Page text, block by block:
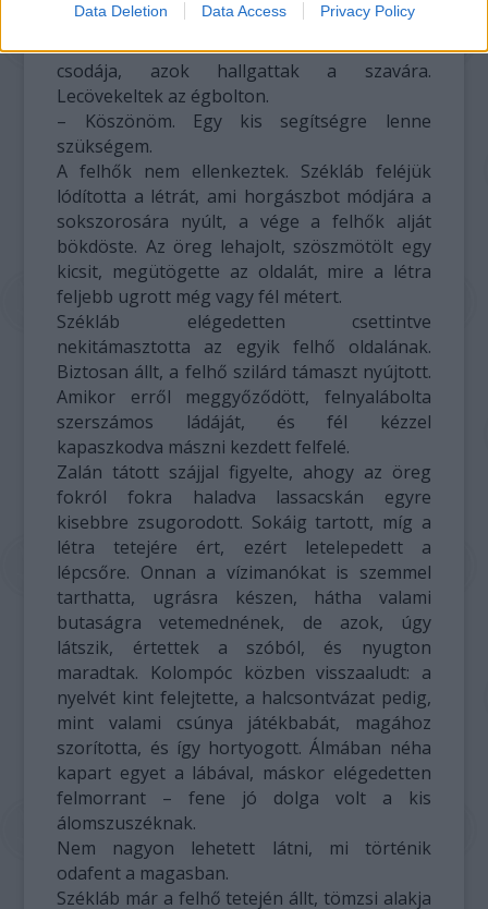
Data Deletion Data Access Privacy Policy
– Kérlek benneteket, álljatok meg egy kicsit! –
kiáltott a felhők felé Székláb. És csodák
csodája, azok hallgattak a szavára.
Lecövekeltek az égbolton.
– Köszönöm. Egy kis segítségre lenne
szükségem.
A felhők nem ellenkeztek. Székláb feléjük
lódította a létrát, ami horgászbot módjára a
sokszorosára nyúlt, a vége a felhők alját
bökdöste. Az öreg lehajolt, szöszmötölt egy
kicsit, megütögette az oldalát, mire a létra
feljebb ugrott még vagy fél métert.
Székláb elégedetten csettintve
nekitámasztotta az egyik felhő oldalának.
Biztosan állt, a felhő szilárd támaszt nyújtott.
Amikor erről meggyőződött, felnyalábolta
szerszámos ládáját, és fél kézzel
kapaszkodva mászni kezdett felfelé.
Zalán tátott szájjal figyelte, ahogy az öreg
fokról fokra haladva lassacskán egyre
kisebbre zsugorodott. Sokáig tartott, míg a
létra tetejére ért, ezért letelepedett a
lépcsőre. Onnan a vízimanókat is szemmel
tarthatta, ugrásra készen, hátha valami
butaságra vetemednének, de azok, úgy
látszik, értettek a szóból, és nyugton
maradtak. Kolompóc közben visszaaludt: a
nyelvét kint felejtette, a halcsontvázat pedig,
mint valami csúnya játékbabát, magához
szorította, és így hortyogott. Álmában néha
kapart egyet a lábával, máskor elégedetten
felmorrant – fene jó dolga volt a kis
álomszuszéknak.
Nem nagyon lehetett látni, mi történik
odafent a magasban.
Székláb már a felhő tetején állt, tömzsi alakja